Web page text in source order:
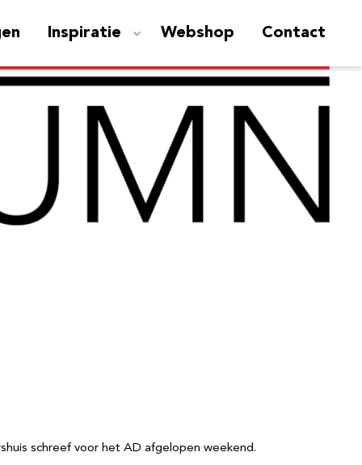
Inspiratie Webshop Contact
schreef voor het AD afgelopen weekend.